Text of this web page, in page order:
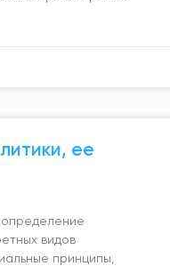
ее
видов
принципы,